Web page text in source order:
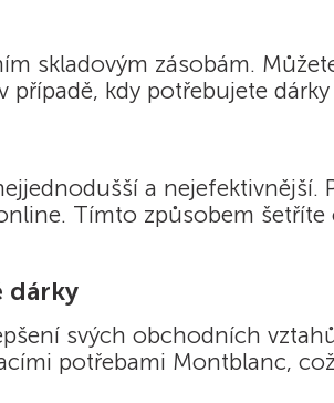
skladovým zásobám.
kdy potřebujete
a
Tímto způsobem
dárky
svých obchodních
potřebami Montblanc,